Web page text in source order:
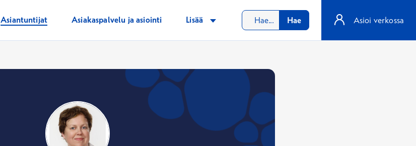
Asiantuntijat Asiakaspalvelu ja asiointi Lisää Hae Asioi verkossa